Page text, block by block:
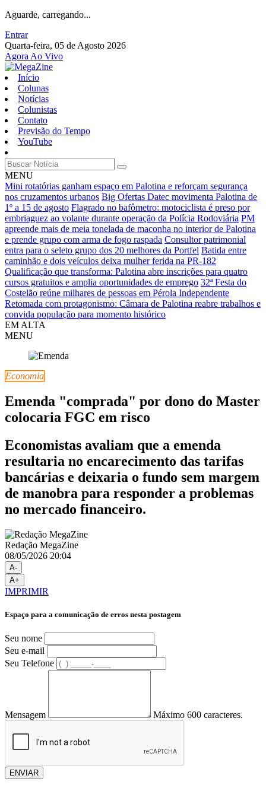
Aguarde, carregando...
Entrar
Quarta-feira, 05 de Agosto 2026
Agora Ao Vivo
Início
Colunas
Notícias
Colunistas
Contato
Previsão do Tempo
YouTube
MENU
Mini rotatórias ganham espaço em Palotina e reforçam segurança
nos cruzamentos urbanos Big Ofertas Datec movimenta Palotina de
1º a 15 de agosto Flagrado no bafômetro: motociclista é preso por
embriaguez ao volante durante operação da Polícia Rodoviária PM
apreende mais de meia tonelada de maconha no interior de Palotina
e prende grupo com arma de fogo raspada Consultor patrimonial
entra para o seleto grupo dos 20 melhores da Portfel Batida entre
caminhão e dois veículos deixa mulher ferida na PR-182
Qualificação que transforma: Palotina abre inscrições para quatro
cursos gratuitos e amplia oportunidades de emprego 32ª Festa do
Costelão reúne milhares de pessoas em Pérola Independente
Retomada com protagonismo: Câmara de Palotina reabre trabalhos e
convida população para momento histórico
EM ALTA
MENU
Economia
Emenda "comprada" por dono do Master
colocaria FGC em risco
Economistas avaliam que a emenda
resultaria no encarecimento das tarifas
bancárias e deixaria o fundo sem margem
de manobra para responder a problemas
no mercado financeiro.
Redação MegaZine
08/05/2026 20:04
A-
A+
IMPRIMIR
Espaço para a comunicação de erros nesta postagem
Seu nome
Seu e-mail
Seu Telefone
Mensagem Máximo 600 caracteres.
ENVIAR